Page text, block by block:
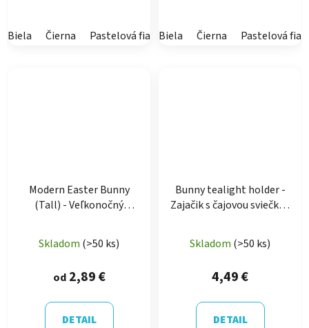
Biela Čierna Pastelová fialová Pastelová ružová Latte
Biela Čierna Pastelová
Modern Easter Bunny
(Tall) - Veľkonočný
Skladom (>50 ks)
od2,89 €
DETAIL
Bunny tealight holder -
Zajačik s čajovou sviečkou
Skladom (>50 ks)
4,49 €
DETAIL